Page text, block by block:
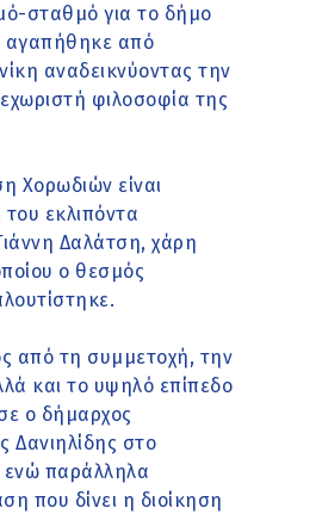
σταθμό για το δήμο
αγαπήθηκε από
αναδεικνύοντας την
φιλοσοφία της
Χορωδιών είναι
εκλιπόντα
Δαλάτση, χάρη
ο θεσμός
από τη συμμετοχή, την
και το υψηλό επίπεδο
ο δήμαρχος
Δανιηλίδης στο
ενώ παράλληλα
που δίνει η διοίκηση